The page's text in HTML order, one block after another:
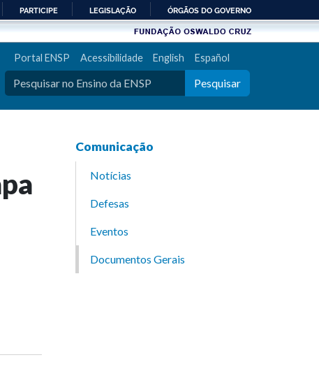
PARTICIPE LEGISLAÇÃO ÓRGÃOS DO GOVERNO
Portal ENSP Acessibilidade English Español
Pesquisar
Comunicação
Notícias
Defesas
Eventos
Documentos Gerais